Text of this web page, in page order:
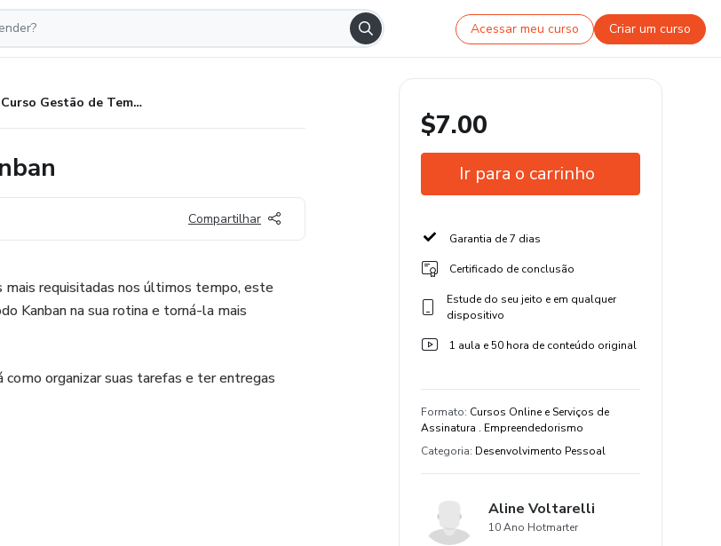
Acessar meu curso Criar um curso
Curso Gestão de Tempo - Método Kanban
Compartilhar
requisitadas nos últimos tempo, este
Kanban na sua rotina e torná-la mais
como organizar suas tarefas e ter entregas
$7.00
Ir para o carrinho
Garantia de 7 dias
Certificado de conclusão
Estude do seu jeito e em qualquer
dispositivo
1 aula e 50 hora de conteúdo original
Formato: Cursos Online e Serviços de
Assinatura . Empreendedorismo
Categoria: Desenvolvimento Pessoal
Aline Voltarelli
10 Ano Hotmarter